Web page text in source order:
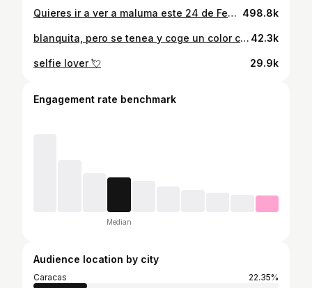
Quieres ir a ver a maluma este 24 de Febrero en su #DonJuanTour?🇻🇪😍 Tenemos una dinámica para ti Regalaremos 2 entradas a 1 persona🥳: 1️⃣ S€gu!r a @invershow @mitickera @tuandamio21 @nyki.nicole @tinafresa 2️⃣haz el trend #segunquien y súbelo a tu historia (etiquetándonos y no puede ser en mejores amigos, debe ser historia pública) 3️⃣Dale like a este post, y deja un comentario mencionando a 1 amigo! (Haré un live el 14/02 dando resultad*s) 498.8k
blanquita, pero se tenea y coge un color canela 🤎🥥🦐🧜🏽‍♀️✨ 42.3k
selfie lover 💘 29.9k
Engagement rate benchmark
Median
Audience location by city
Caracas
22.35%